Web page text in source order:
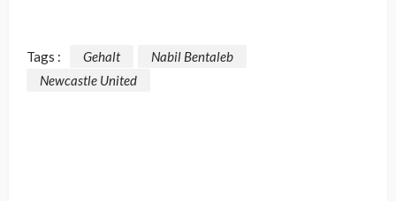
Tags : Gehalt
Nabil Bentaleb
Newcastle United